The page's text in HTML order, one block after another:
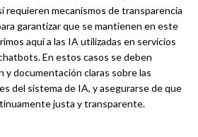
requieren mecanismos de transparencia
garantizar que se mantienen en este
aquí a las IA utilizadas en servicios
En estos casos se deben
y documentación claras sobre las
del sistema de IA, y asegurarse de que
justa y transparente.